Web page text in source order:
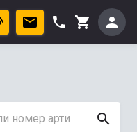
phone shopping_cart person
search